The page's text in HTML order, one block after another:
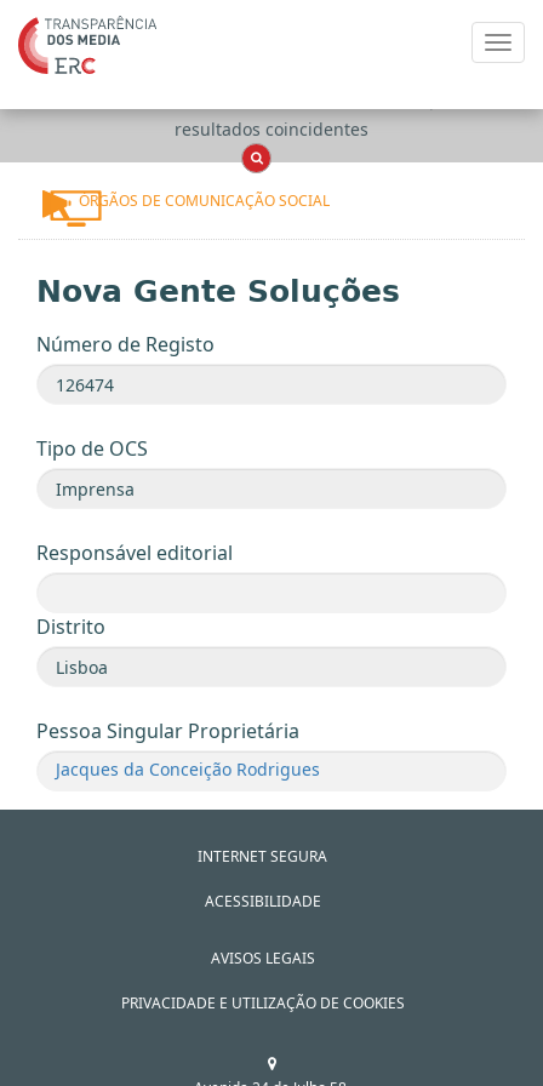
resultados coincidentes
ÓRGÃOS DE COMUNICAÇÃO SOCIAL
Nova Gente Soluções
Número de Registo
Tipo de OCS
Responsável editorial
Distrito
Pessoa Singular Proprietária
Jacques da Conceição Rodrigues
INTERNET SEGURA
ACESSIBILIDADE
AVISOS LEGAIS
PRIVACIDADE E UTILIZAÇÃO DE COOKIES